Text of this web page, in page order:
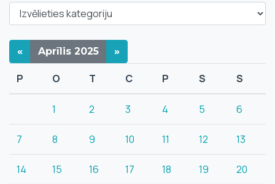
« Aprīlis 2025 »
P O T C P S S
1 2 3 4 5 6
7 8 9 10 11 12 13
14 15 16 17 18 19 20